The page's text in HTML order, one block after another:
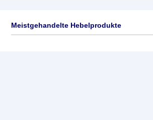
Meistgehandelte Hebelprodukte